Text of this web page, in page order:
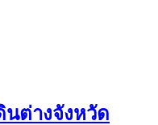
ต่างจังหวัด